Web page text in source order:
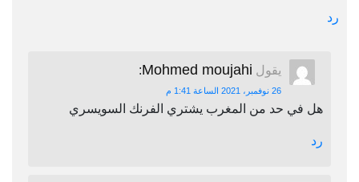
رد
يقول Mohmed moujahi
:
26 نوفمبر، 2021 الساعة 1:41 م
هل في حد من المغرب يشتري الفرنك السويسري
رد